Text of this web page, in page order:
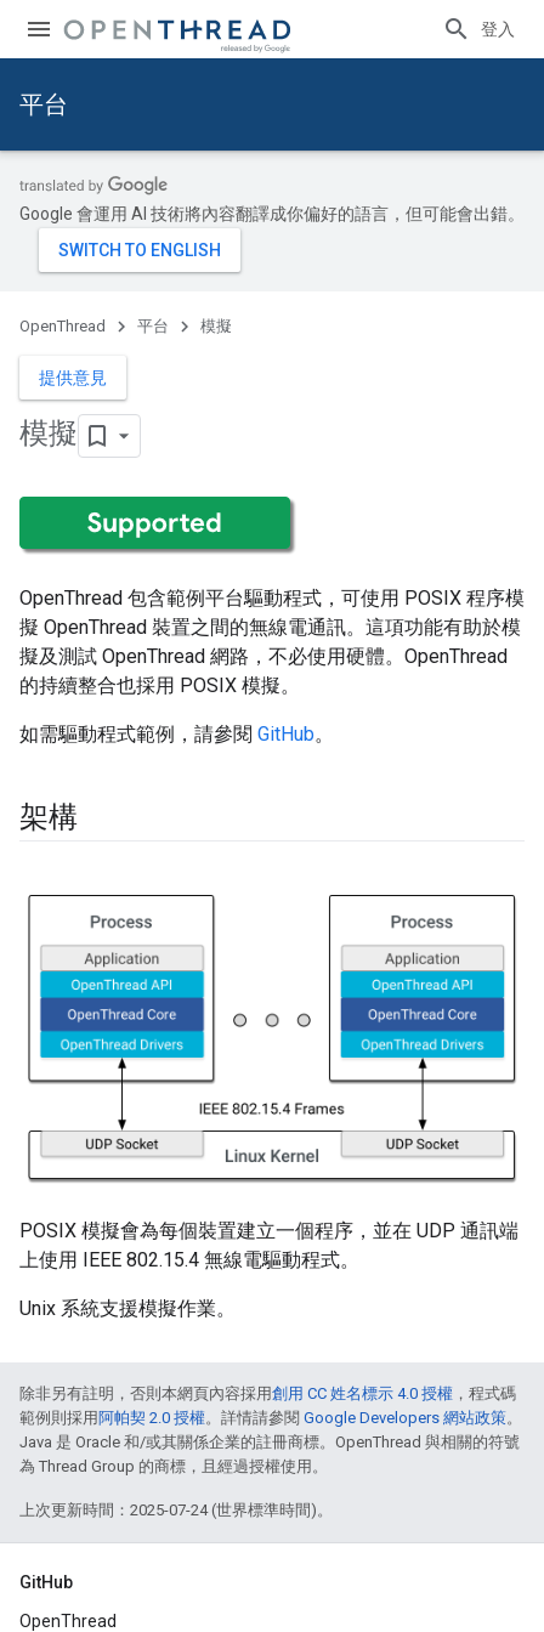
登入
平台
Google 會運用 AI 技術將內容翻譯成你偏好的語言，但可能會出錯。
OpenThread 平台 模擬
提供意見
模擬
OpenThread 包含範例平台驅動程式，可使用 POSIX 程序模
擬 OpenThread 裝置之間的無線電通訊。這項功能有助於模
擬及測試 OpenThread 網路，不必使用硬體。OpenThread
的持續整合也採用 POSIX 模擬。
如需驅動程式範例，請參閱 GitHub。
架構
POSIX 模擬會為每個裝置建立一個程序，並在 UDP 通訊端
上使用 IEEE 802.15.4 無線電驅動程式。
Unix 系統支援模擬作業。
除非另有註明，否則本網頁內容採用創用 CC 姓名標示 4.0 授權 ，程式碼
範例則採用阿帕契 2.0 授權。詳情請參閱 Google Developers 網站政策。
Java 是 Oracle 和/或其關係企業的註冊商標。OpenThread 與相關的符號
為 Thread Group 的商標，且經過授權使用。
上次更新時間：2025-07-24 (世界標準時間)。
GitHub
OpenThread